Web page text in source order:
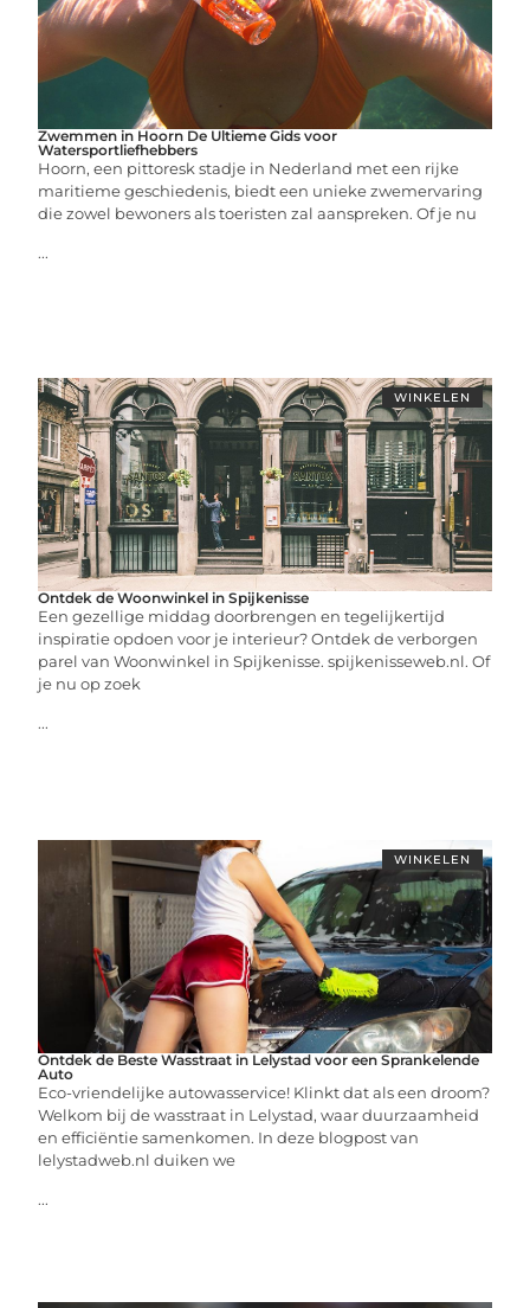
Zwemmen in Hoorn De Ultieme Gids voor
Watersportliefhebbers
Hoorn, een pittoresk stadje in Nederland met een rijke
maritieme geschiedenis, biedt een unieke zwemervaring
die zowel bewoners als toeristen zal aanspreken. Of je nu
...
WINKELEN
Ontdek de Woonwinkel in Spijkenisse
Een gezellige middag doorbrengen en tegelijkertijd
inspiratie opdoen voor je interieur? Ontdek de verborgen
parel van Woonwinkel in Spijkenisse. spijkenisseweb.nl. Of
je nu op zoek
...
WINKELEN
Ontdek de Beste Wasstraat in Lelystad voor een Sprankelende
Auto
Eco-vriendelijke autowasservice! Klinkt dat als een droom?
Welkom bij de wasstraat in Lelystad, waar duurzaamheid
en efficiëntie samenkomen. In deze blogpost van
lelystadweb.nl duiken we
...